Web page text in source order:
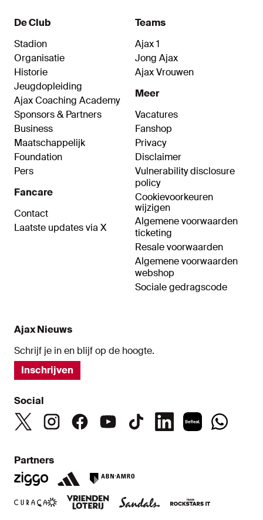
De Club
Stadion
Organisatie
Historie
Jeugdopleiding
Ajax Coaching Academy
Sponsors & Partners
Business
Maatschappelijk
Foundation
Pers
Fancare
Contact
Laatste updates via X
Teams
Ajax 1
Jong Ajax
Ajax Vrouwen
Meer
Vacatures
Fanshop
Privacy
Disclaimer
Vulnerability disclosure
policy
Cookievoorkeuren
wijzigen
Algemene voorwaarden
ticketing
Resale voorwaarden
Algemene voorwaarden
webshop
Sociale gedragscode
Ajax Nieuws
Schrijf je in en blijf op de hoogte.
Inschrijven
Social
Partners